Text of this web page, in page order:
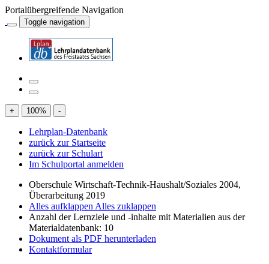
Portalübergreifende Navigation
Toggle navigation
+ 100% -
Lehrplan-Datenbank
zurück zur Startseite
zurück zur Schulart
Im Schulportal anmelden
Oberschule Wirtschaft-Technik-Haushalt/Soziales 2004,
Überarbeitung 2019
Alles aufklappen Alles zuklappen
Anzahl der Lernziele und -inhalte mit Materialien aus der
Materialdatenbank: 10
Dokument als PDF herunterladen
Kontaktformular